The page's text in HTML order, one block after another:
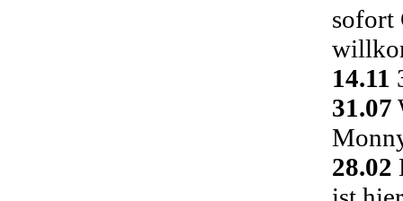
sofort
14.11
31.07
28.02